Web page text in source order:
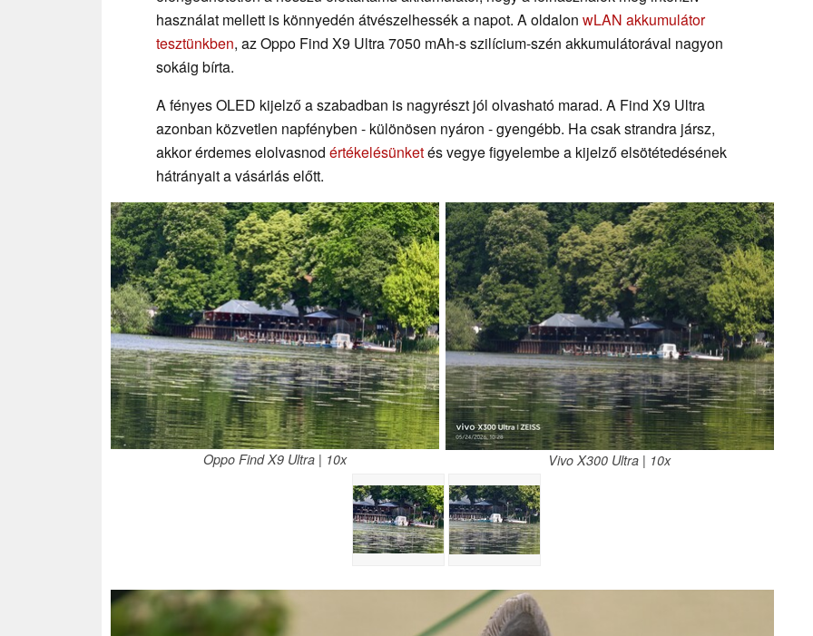
használat mellett is könnyedén átvészelhessék a napot. A oldalon wLAN akkumulátor
tesztünkben, az Oppo Find X9 Ultra 7050 mAh-s szilícium-szén akkumulátorával nagyon
sokáig bírta.
A fényes OLED kijelző a szabadban is nagyrészt jól olvasható marad. A Find X9 Ultra
azonban közvetlen napfényben - különösen nyáron - gyengébb. Ha csak strandra jársz,
akkor érdemes elolvasnod értékelésünketés vegye figyelembe a kijelző elsötétedésének
hátrányait a vásárlás előtt.
Oppo Find X9 Ultra | 10x Vivo X300 Ultra | 10x